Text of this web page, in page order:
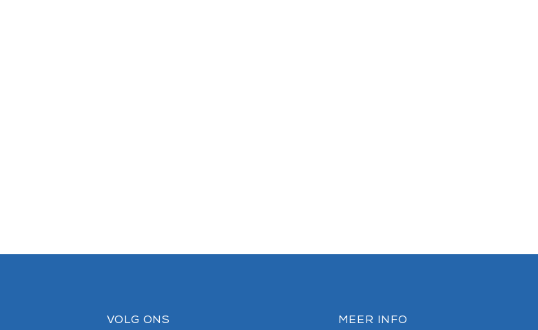
VOLG ONS MEER INFO